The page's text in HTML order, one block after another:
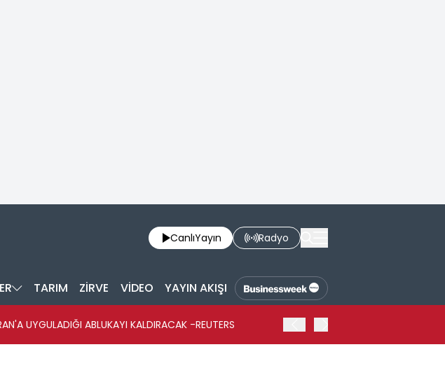
CanlıYayın Radyo
TARIM ZİRVE VİDEO YAYIN AKIŞI
UYGULADIĞI ABLUKAYI KALDIRACAK -REUTERS